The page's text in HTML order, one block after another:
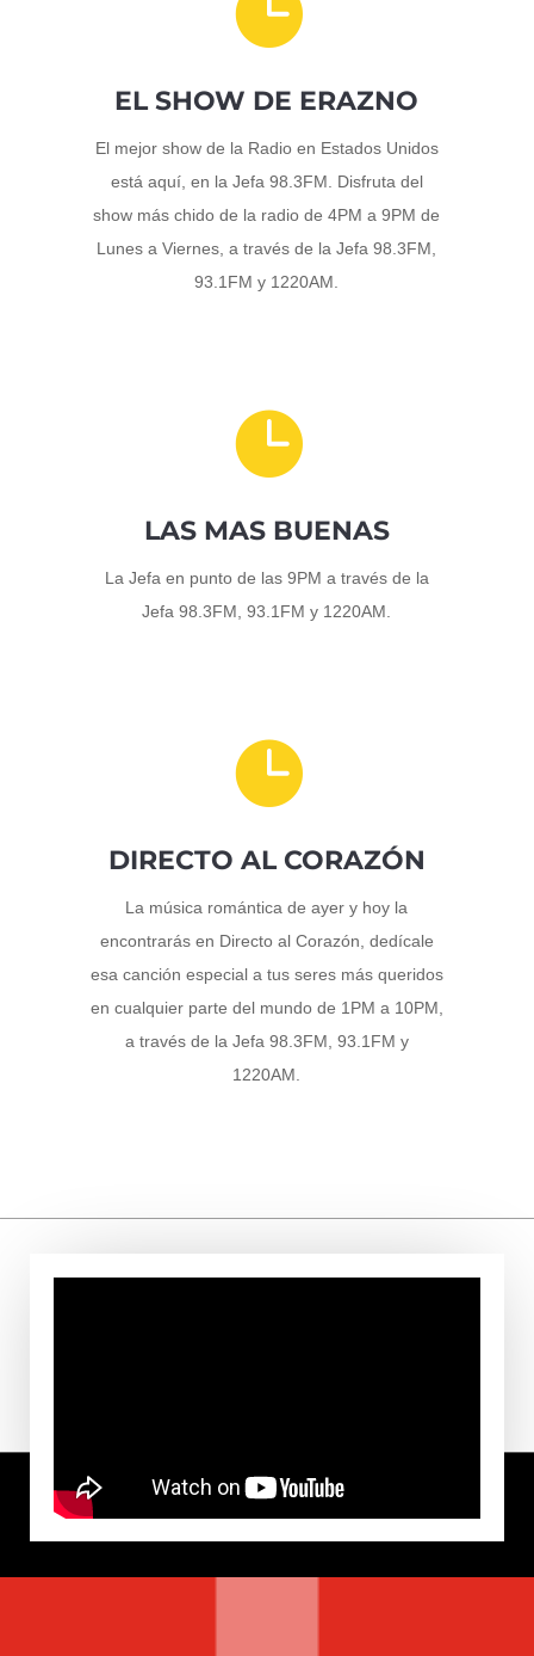
EL SHOW DE ERAZNO
El mejor show de la Radio en Estados Unidos
está aquí, en la Jefa 98.3FM. Disfruta del
show más chido de la radio de 4PM a 9PM de
Lunes a Viernes, a través de la Jefa 98.3FM,
93.1FM y 1220AM.

LAS MAS BUENAS
La Jefa en punto de las 9PM a través de la
Jefa 98.3FM, 93.1FM y 1220AM.

DIRECTO AL CORAZÓN
La música romántica de ayer y hoy la
encontrarás en Directo al Corazón, dedícale
esa canción especial a tus seres más queridos
en cualquier parte del mundo de 1PM a 10PM,
a través de la Jefa 98.3FM, 93.1FM y
1220AM.